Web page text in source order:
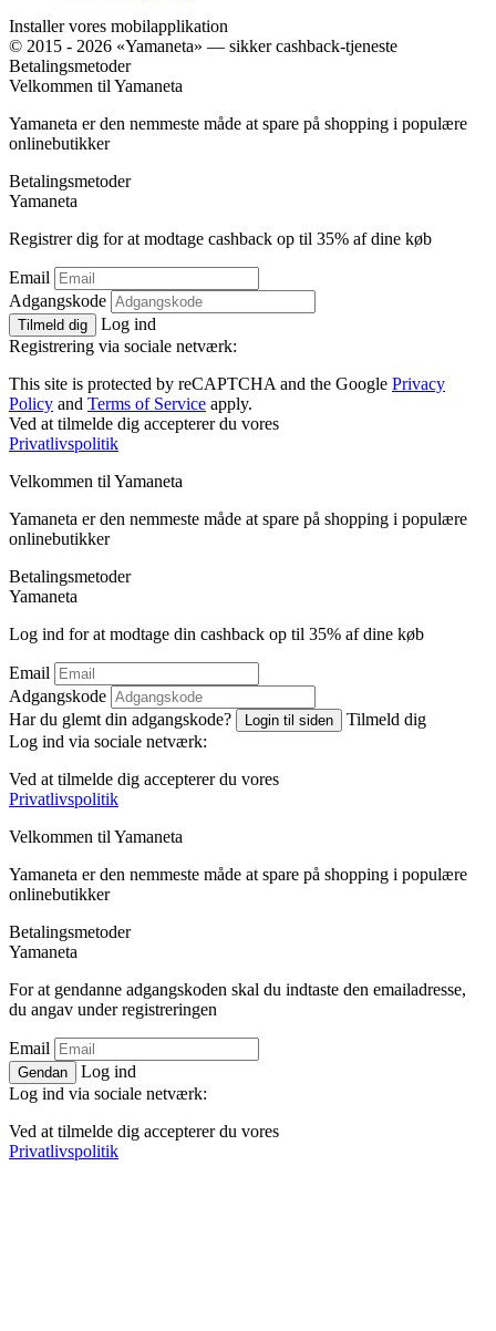
Installer vores mobilapplikation
© 2015 - 2026 «Yamaneta» — sikker cashback-tjeneste
Betalingsmetoder
Velkommen til Yamaneta
Yamaneta er den nemmeste måde at spare på shopping i populære
onlinebutikker
Betalingsmetoder
Yamaneta
Registrer dig for at modtage cashback op til 35% af dine køb
Email
Adgangskode
Tilmeld dig
Log ind
Registrering via sociale netværk:
This site is protected by reCAPTCHA and the Google Privacy
Policy and Terms of Service apply.
Ved at tilmelde dig accepterer du vores
Privatlivspolitik
Velkommen til Yamaneta
Yamaneta er den nemmeste måde at spare på shopping i populære
onlinebutikker
Betalingsmetoder
Yamaneta
Log ind for at modtage din cashback op til 35% af dine køb
Email
Adgangskode
Har du glemt din adgangskode?
Login til siden
Tilmeld dig
Log ind via sociale netværk:
Ved at tilmelde dig accepterer du vores
Privatlivspolitik
Velkommen til Yamaneta
Yamaneta er den nemmeste måde at spare på shopping i populære
onlinebutikker
Betalingsmetoder
Yamaneta
For at gendanne adgangskoden skal du indtaste den emailadresse,
du angav under registreringen
Email
Gendan
Log ind
Log ind via sociale netværk:
Ved at tilmelde dig accepterer du vores
Privatlivspolitik